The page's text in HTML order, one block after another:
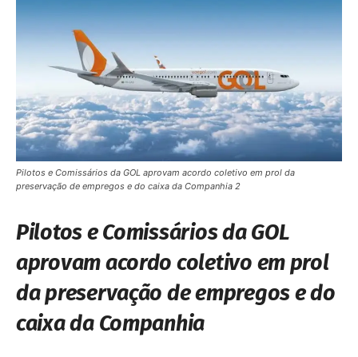
Pilotos e Comissários da GOL aprovam acordo coletivo em prol da
preservação de empregos e do caixa da Companhia 2
Pilotos e Comissários da GOL
aprovam acordo coletivo em prol
da preservação de empregos e do
caixa da Companhia